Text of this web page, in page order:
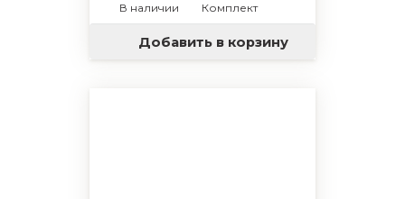
В наличии
Комплект
Добавить в корзину